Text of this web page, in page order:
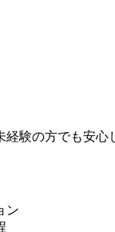
験の方でも安心
ン